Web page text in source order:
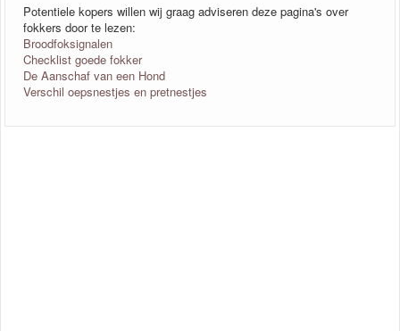
Potentiele kopers willen wij graag adviseren deze pagina's over
fokkers door te lezen:
Broodfoksignalen
Checklist goede fokker
De Aanschaf van een Hond
Verschil oepsnestjes en pretnestjes